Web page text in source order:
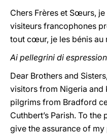
Chers Frères et Sœurs,
visiteurs francophones
tout cœur, je les bénis au
Ai pellegrini di
Dear Brothers and
visitors from Nigeria and
pilgrims from Bradford
Cuthbert’s Parish. To
give the assurance of